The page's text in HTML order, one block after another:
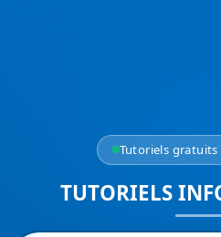
Tutoriels gratuits
TUTORIELS